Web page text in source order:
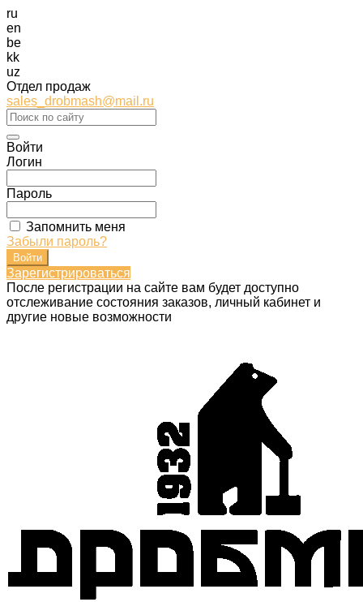
ru
en
be
kk
uz
Отдел продаж
sales_drobmash@mail.ru
Войти
Логин
Пароль
Запомнить меня
Забыли пароль?
Зарегистрироваться
После регистрации на сайте вам будет доступно
отслеживание состояния заказов, личный кабинет и
другие новые возможности